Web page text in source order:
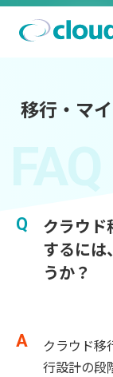
移行・マ
FAQ
クラウド
するには
うか？
クラウド移
行設計の段